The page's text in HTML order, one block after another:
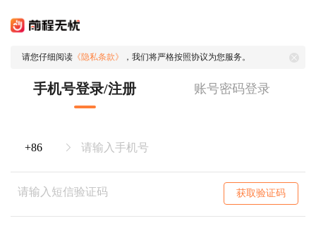
请您仔细阅读 《隐私条款》 ，我们将严格按照协议为您服务。
手机号登录/注册 账号密码登录
获取验证码